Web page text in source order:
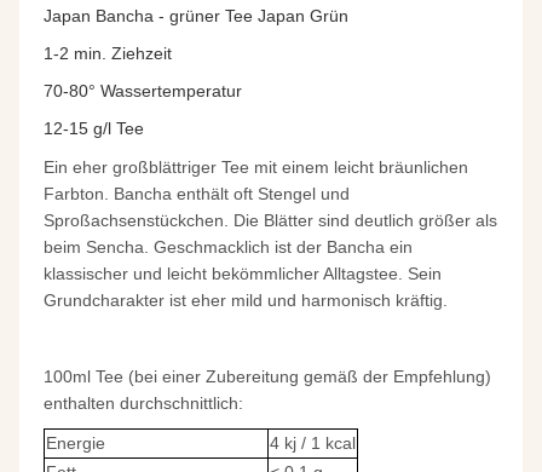
Japan Bancha - grüner Tee Japan Grün
1-2 min. Ziehzeit
70-80° Wassertemperatur
12-15 g/l Tee
Ein eher großblättriger Tee mit einem leicht bräunlichen
Farbton. Bancha enthält oft Stengel und
Sproßachsenstückchen. Die Blätter sind deutlich größer als
beim Sencha. Geschmacklich ist der Bancha ein
klassischer und leicht bekömmlicher Alltagstee. Sein
Grundcharakter ist eher mild und harmonisch kräftig.
100ml Tee (bei einer Zubereitung gemäß der Empfehlung)
enthalten durchschnittlich:
Energie
4 kj / 1 kcal